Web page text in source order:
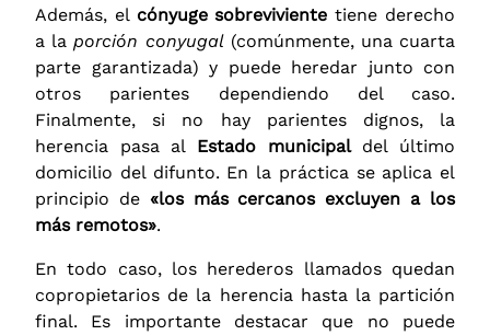
Además, el cónyuge sobreviviente tiene derecho
a laporción conyugal(comúnmente, una cuarta
parte garantizada) y puede heredar junto con
otros parientes dependiendo del caso.
Finalmente, si no hay parientes dignos, la
herencia pasa al Estado municipaldel último
domicilio del difunto. En la práctica se aplica el
principio de «los más cercanos excluyen a los
más remotos».
En todo caso, los herederos llamados quedan
copropietarios de la herencia hasta la partición
final. Es importante destacar que no puede